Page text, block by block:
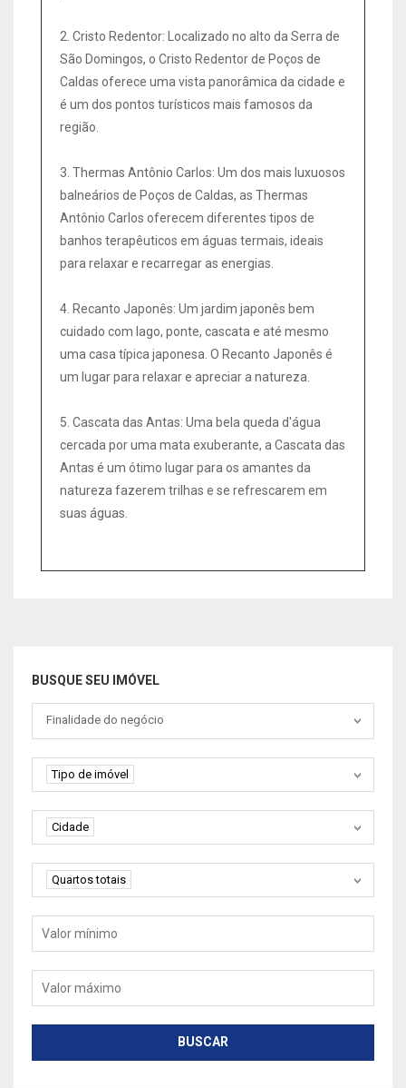
2. Cristo Redentor: Localizado no alto da Serra de
São Domingos, o Cristo Redentor de Poços de
Caldas oferece uma vista panorâmica da cidade e
é um dos pontos turísticos mais famosos da
região.
3. Thermas Antônio Carlos: Um dos mais luxuosos
balneários de Poços de Caldas, as Thermas
Antônio Carlos oferecem diferentes tipos de
banhos terapêuticos em águas termais, ideais
para relaxar e recarregar as energias.
4. Recanto Japonês: Um jardim japonês bem
cuidado com lago, ponte, cascata e até mesmo
uma casa típica japonesa. O Recanto Japonês é
um lugar para relaxar e apreciar a natureza.
5. Cascata das Antas: Uma bela queda d'água
cercada por uma mata exuberante, a Cascata das
Antas é um ótimo lugar para os amantes da
natureza fazerem trilhas e se refrescarem em
suas águas.
BUSQUE SEU IMÓVEL
Tipo negociação
Finalidade do negócio
Tipo de imóvel
Tipo de imóvel
Cidade
Cidade
Quartos
Quartos totais
Valor mínimo
Valor máximo
BUSCAR